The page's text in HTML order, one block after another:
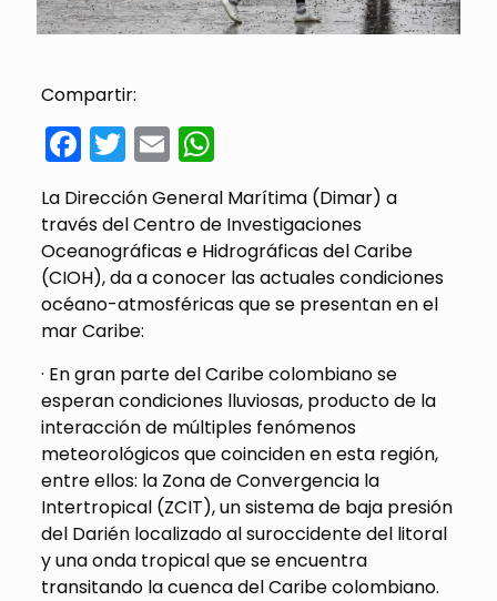
Compartir:
Facebook
Twitter
EmailWhatsApp
La Dirección General Marítima (Dimar) a
través del Centro de Investigaciones
Oceanográficas e Hidrográficas del Caribe
(CIOH), da a conocer las actuales condiciones
océano-atmosféricas que se presentan en el
mar Caribe:
· En gran parte del Caribe colombiano se
esperan condiciones lluviosas, producto de la
interacción de múltiples fenómenos
meteorológicos que coinciden en esta región,
entre ellos: la Zona de Convergencia la
Intertropical (ZCIT), un sistema de baja presión
del Darién localizado al suroccidente del litoral
y una onda tropical que se encuentra
transitando la cuenca del Caribe colombiano.